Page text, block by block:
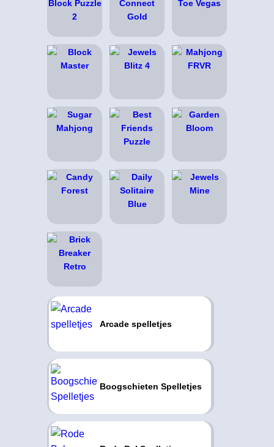
Arcade spelletjes
Boogschieten Spelletjes